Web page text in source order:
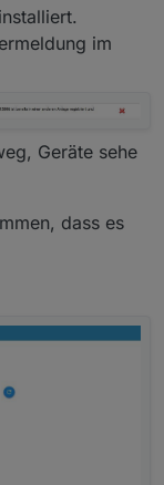
über nen Shelly
lassen.
im
Geräte sehe
dass es